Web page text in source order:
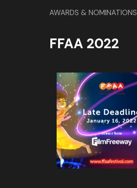
AWARDS & NOMINATIONS
FFAA 2022